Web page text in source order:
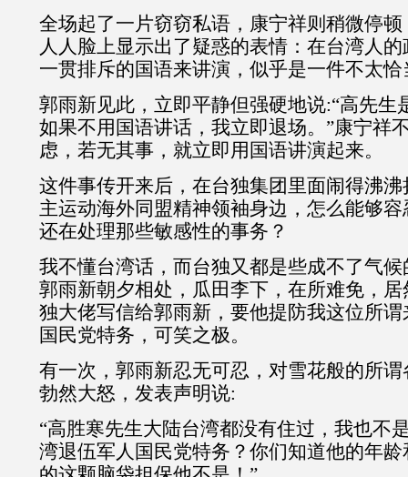
全场起了一片窃窃私语，康宁祥则稍微停
人人脸上显示出了疑惑的表情：在台湾人
一贯排斥的国语来讲演，似乎是一件不太
郭雨新见此，立即平静但强硬地说:“高先生
如果不用国语讲话，我立即退场。”康宁祥
虑，若无其事，就立即用国语讲演起来。
这件事传开来后，在台独集团里面闹得沸
主运动海外同盟精神领袖身边，怎么能够
还在处理那些敏感性的事务？
我不懂台湾话，而台独又都是些成不了气
郭雨新朝夕相处，瓜田李下，在所难免，
独大佬写信给郭雨新，要他提防我这位所
国民党特务，可笑之极。
有一次，郭雨新忍无可忍，对雪花般的所
勃然大怒，发表声明说:
“高胜寒先生大陆台湾都没有住过，我也不
湾退伍军人国民党特务？你们知道他的年